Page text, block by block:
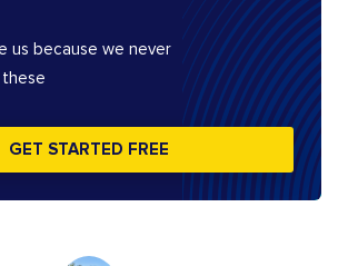
us because we never
these
GET STARTED FREE